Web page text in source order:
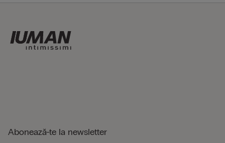
Abonează-te la newsletter